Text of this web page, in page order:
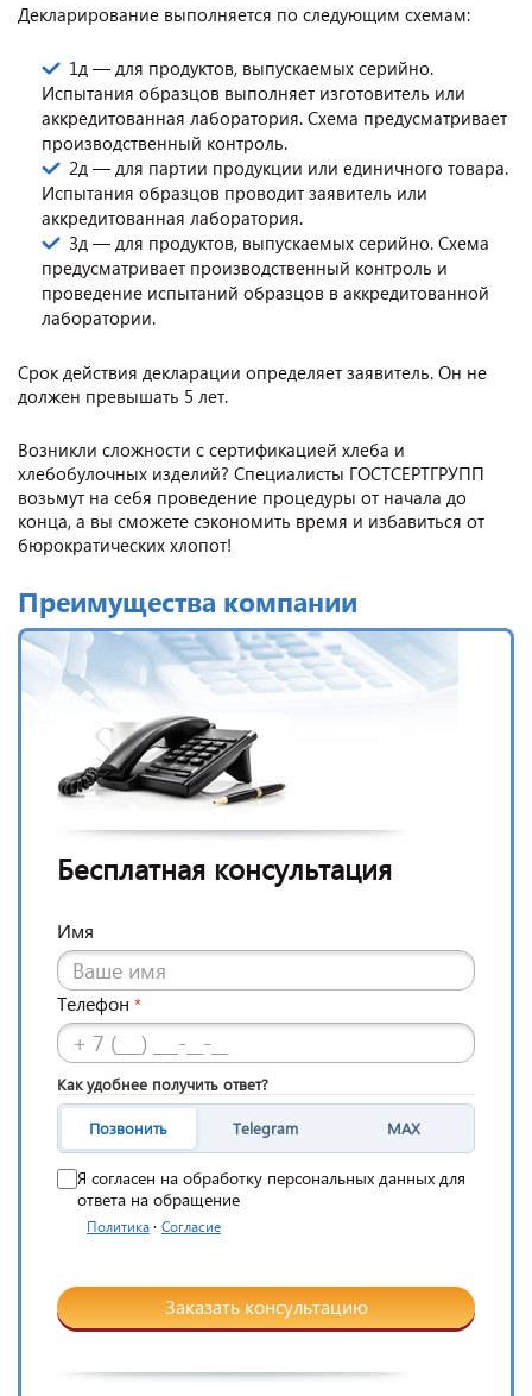
Декларирование выполняется по следующим схемам:
1д — для продуктов, выпускаемых серийно.
Испытания образцов выполняет изготовитель или
аккредитованная лаборатория. Схема предусматривает
производственный контроль.
2д — для партии продукции или единичного товара.
Испытания образцов проводит заявитель или
аккредитованная лаборатория.
3д — для продуктов, выпускаемых серийно. Схема
предусматривает производственный контроль и
проведение испытаний образцов в аккредитованной
лаборатории.
Срок действия декларации определяет заявитель. Он не
должен превышать 5 лет.
Возникли сложности с сертификацией хлеба и
хлебобулочных изделий? Специалисты ГОСТСЕРТГРУПП
возьмут на себя проведение процедуры от начала до
конца, а вы сможете сэкономить время и избавиться от
бюрократических хлопот!
Преимущества компании
Бесплатная консультация
Имя
Телефон *
Как удобнее получить ответ?
Позвонить Telegram MAX
Я согласен на обработку персональных данных для
ответа на обращение
Политика · Согласие
Заказать консультацию